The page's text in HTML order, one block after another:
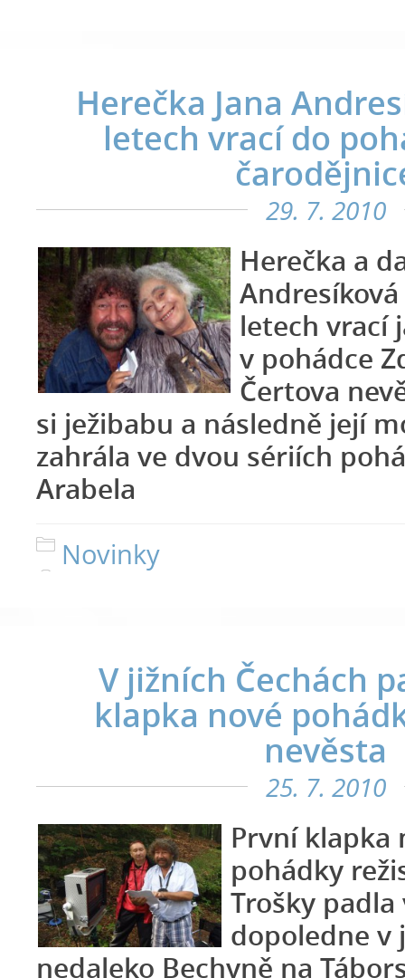
Herečka Jana
letech vrací do
29. 7. 2010
Herečka a
letech vrací
v pohádce
Čertova
si ježibabu a následně její
zahrála ve dvou sériích
Arabela
Novinky
V jižních Čechách
klapka nové
nevěsta
25. 7. 2010
První klapka
pohádky
Trošky
dopoledne v
nedaleko Bechyně na